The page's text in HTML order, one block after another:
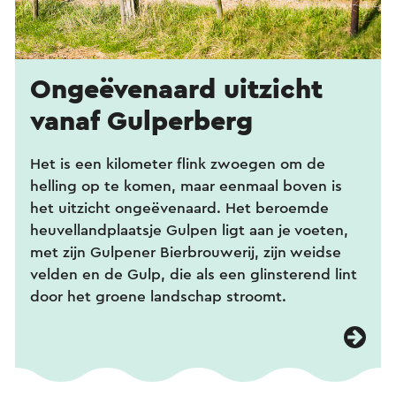
Ongeëvenaard uitzicht
vanaf Gulperberg
Het is een kilometer flink zwoegen om de
helling op te komen, maar eenmaal boven is
het uitzicht ongeëvenaard. Het beroemde
heuvellandplaatsje Gulpen ligt aan je voeten,
met zijn Gulpener Bierbrouwerij, zijn weidse
velden en de Gulp, die als een glinsterend lint
door het groene landschap stroomt.